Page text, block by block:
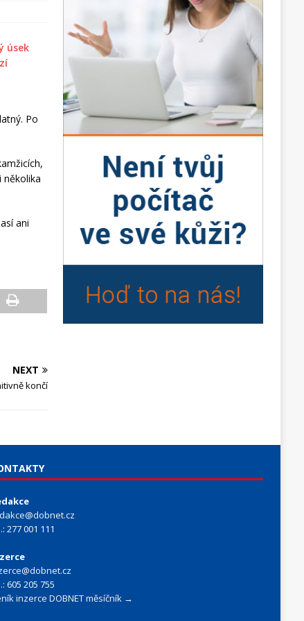
Po
několika
ani
NEXT
končí
277 001 111
605 205 755
inzerce DOBNET měsíčník →